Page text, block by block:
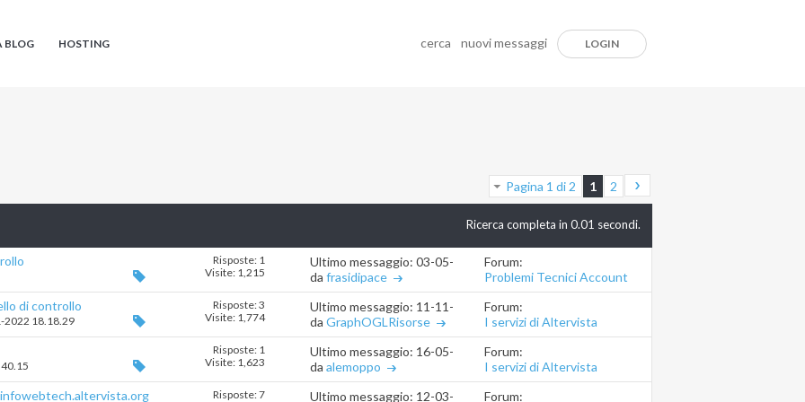
BLOG HOSTING cerca nuovi messaggi LOGIN
Pagina 1 di 2 1 2
Ricerca completa in 0.01 secondi.
Risposte: 1
Visite: 1,215
Ultimo messaggio: 03-05-202511.45.29
da frasidipace
Forum:
Problemi Tecnici Account
di controllo
2022 18.18.29
Risposte: 3
Visite: 1,774
Ultimo messaggio: 11-11-202215.28.19
da GraphOGLRisorse
Forum:
I servizi di Altervista
Risposte: 1
Visite: 1,623
Ultimo messaggio: 16-05-202012.39.00
da alemoppo
Forum:
I servizi di Altervista
Risposte: 7
Ultimo messaggio: 12-03-202012.31.07
Forum: